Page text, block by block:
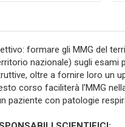
formare gli MMG del
nazionale) sugli esami
oltre a fornire loro un
corso faciliterà l’MMG
paziente con patologie